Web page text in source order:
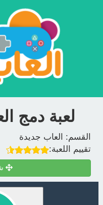
لعبة دمج
القسم:
العاب جديدة
تقييم اللعبة: